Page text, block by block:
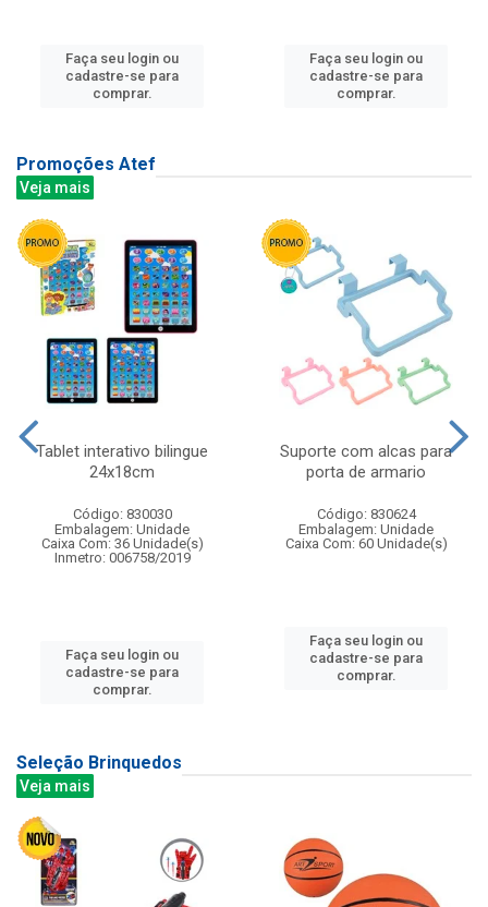
Faça seu login ou
cadastre-se para
comprar.
Faça seu login ou
cadastre-se para
comprar.
Promoções Atef
Veja mais
Tablet interativo bilingue
24x18cm
Código: 830030
Embalagem: Unidade
Caixa Com: 36 Unidade(s)
Inmetro: 006758/2019
Faça seu login ou
cadastre-se para
comprar.
Suporte com alcas para
porta de armario
Código: 830624
Embalagem: Unidade
Caixa Com: 60 Unidade(s)
Faça seu login ou
cadastre-se para
comprar.
Seleção Brinquedos
Veja mais